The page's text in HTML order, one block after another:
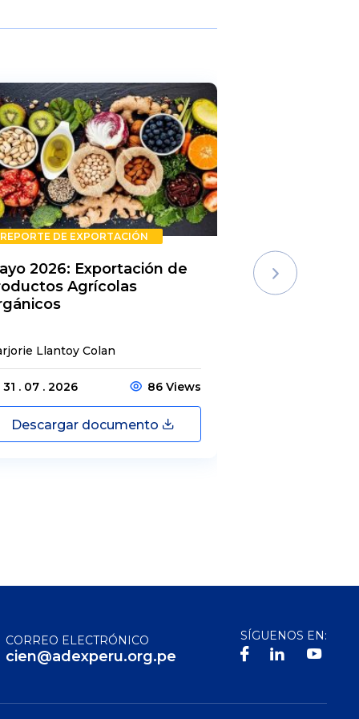
REPORTE DE EXPORTACIÓN
2026: Exportación de
Agrícolas
Llantoy Colan
31 . 07 . 2026 86 Views
Descargar documento
Rechazos
Semestre
CORREO ELECTRÓNICO
cien@adexperu.org.pe
SÍGUENOS EN: